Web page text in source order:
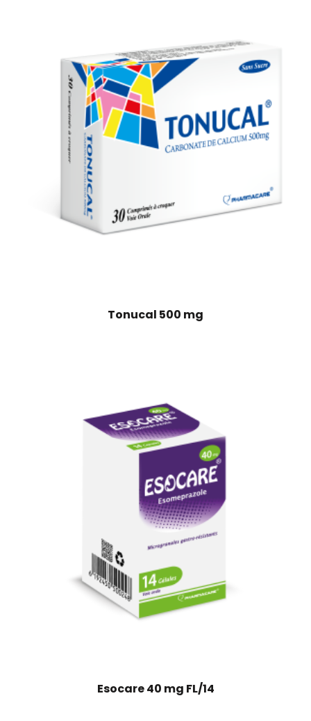
Tonucal 500 mg
Esocare 40 mg FL/14